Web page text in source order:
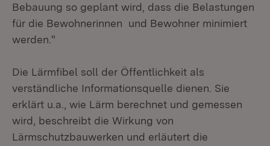
Bebauung so geplant wird, dass die Belastungen
für die Bewohnerinnen und Bewohner minimiert
werden."
Die Lärmfibel soll der Öffentlichkeit als
verständliche Informationsquelle dienen. Sie
erklärt u.a., wie Lärm berechnet und gemessen
wird, beschreibt die Wirkung von
Lärmschutzbauwerken und erläutert die